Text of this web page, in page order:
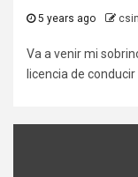
5 years ago
Va a venir mi
licencia de